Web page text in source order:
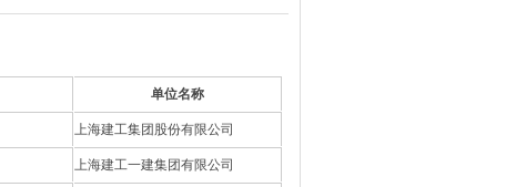
单位名称
上海建工集团股份有限公司
上海建工一建集团有限公司